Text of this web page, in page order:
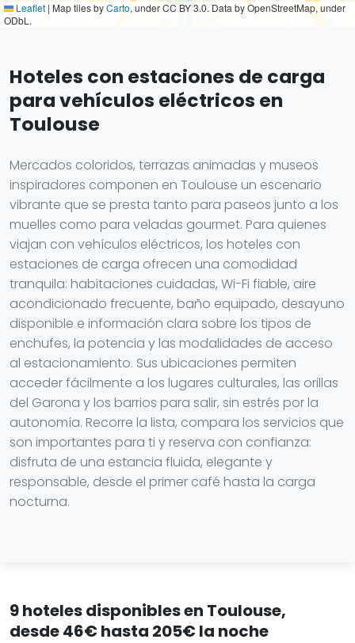
Leaflet | Map tiles byCarto, under CC BY 3.0. Data by OpenStreetMap, under
ODbL.
Hoteles con estaciones de carga
para vehículos eléctricos en
Toulouse
Mercados coloridos, terrazas animadas y museos
inspiradores componen en Toulouse un escenario
vibrante que se presta tanto para paseos junto a los
muelles como para veladas gourmet. Para quienes
viajan con vehículos eléctricos, los hoteles con
estaciones de carga ofrecen una comodidad
tranquila: habitaciones cuidadas, Wi-Fi fiable, aire
acondicionado frecuente, baño equipado, desayuno
disponible e información clara sobre los tipos de
enchufes, la potencia y las modalidades de acceso
al estacionamiento. Sus ubicaciones permiten
acceder fácilmente a los lugares culturales, las orillas
del Garona y los barrios para salir, sin estrés por la
autonomía. Recorre la lista, compara los servicios que
son importantes para ti y reserva con confianza:
disfruta de una estancia fluida, elegante y
responsable, desde el primer café hasta la carga
nocturna.
9 hoteles disponibles en Toulouse,
desde 46€ hasta 205€ la noche